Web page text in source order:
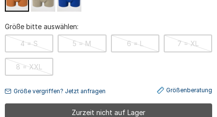
Größe bitte auswählen:
4 = S 5 = M 6 = L 7 = XL
8 = XXL
Größe vergriffen? Jetzt anfragen Größenberatung
Zurzeit nicht auf Lager